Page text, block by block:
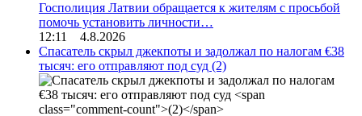
Госполиция Латвии обращается к жителям с просьбой
помочь установить личности…
12:11 4.8.2026
Спасатель скрыл джекпоты и задолжал по налогам €38
тысяч: его отправляют под суд (2)